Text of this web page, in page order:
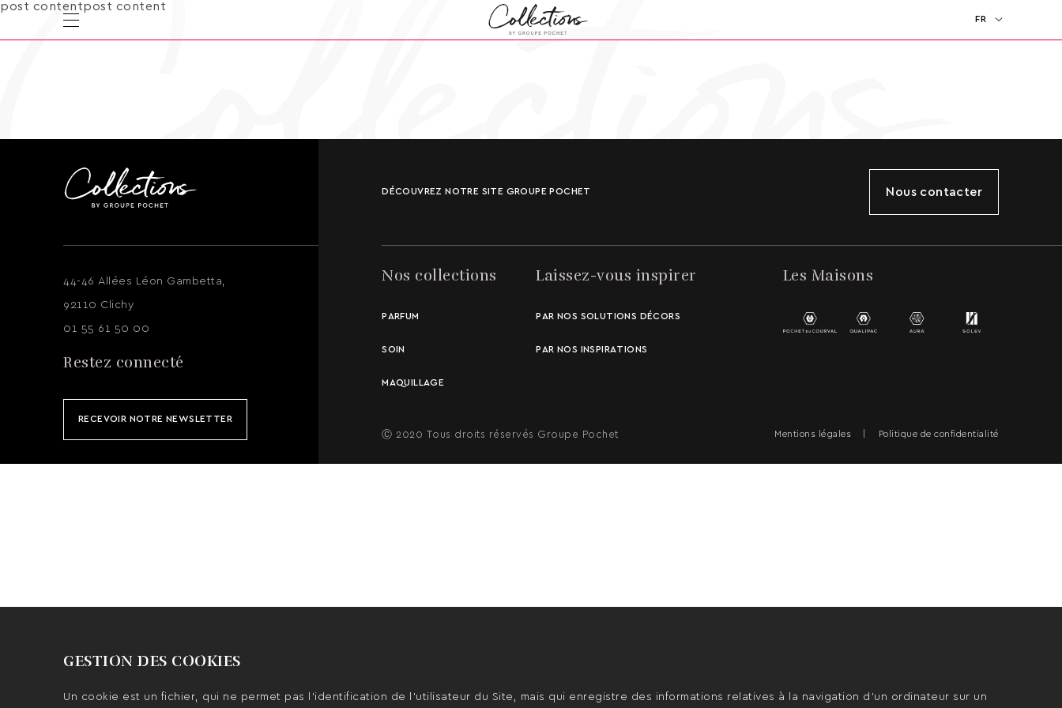
FR
post contentpost content
GESTION DES COOKIES
Un cookie est un fichier, qui ne permet pas l’identification de l’utilisateur du Site, mais qui enregistre des informations relatives à la navigation d’un ordinateur sur un
44-46 Allées Léon Gambetta,
92110 Clichy
01 55 61 50 00
Restez connecté
RECEVOIR NOTRE NEWSLETTER
DÉCOUVREZ NOTRE SITE GROUPE POCHET Nous contacter
Nos collections
PARFUM
SOIN
MAQUILLAGE
Laissez-vous inspirer
PAR NOS SOLUTIONS DÉCORS
PAR NOS INSPIRATIONS
Les Maisons
Ⓒ 2020 Tous droits réservés Groupe Pochet Mentions légales Politique de confidentialité